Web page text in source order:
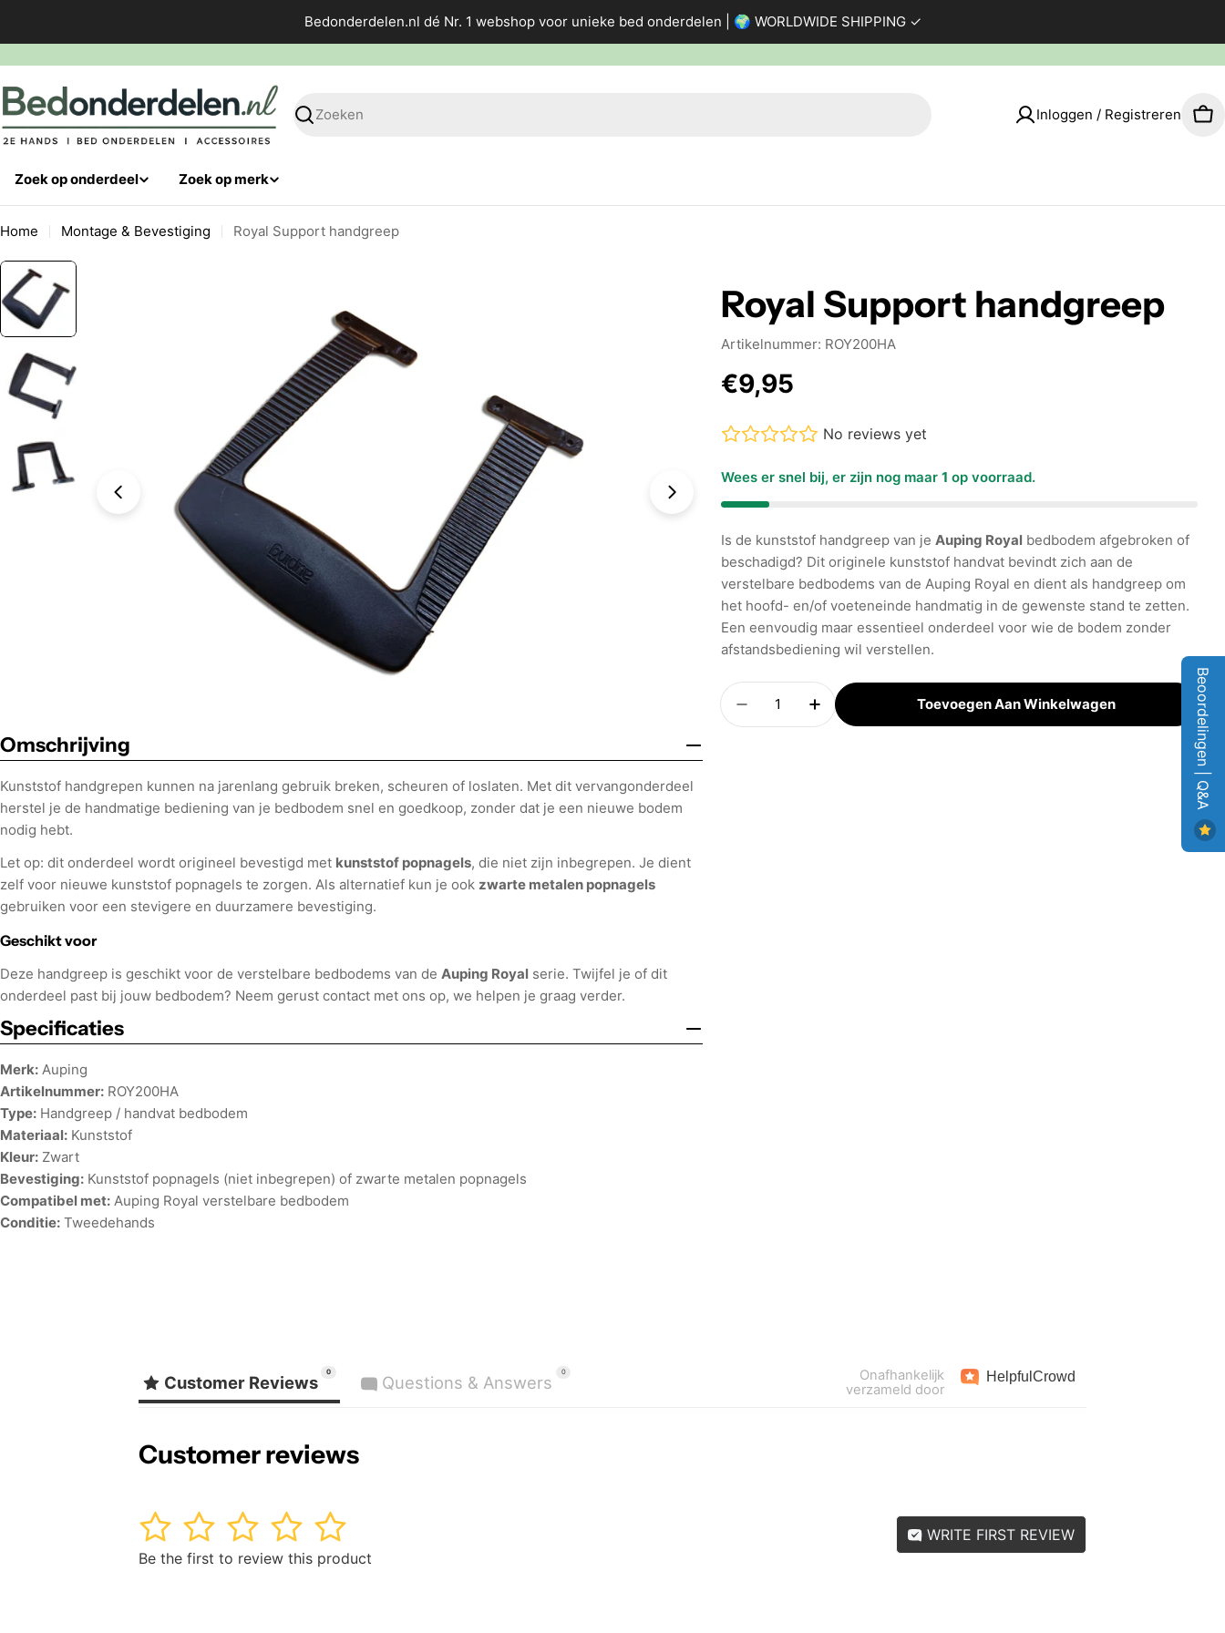
inhoud
Bedonderdelen.nl dé Nr. 1 webshop voor unieke bed onderdelen | 🌍 WORLDWIDE SHIPPING ✓
Zoeken
Inloggen / Registreren
Zoek op onderdeel Zoek op merk
Home Montage & Bevestiging Royal Support handgreep
Foto 0 zichtbaar in de afbeeldingen Foto 1 zichtbaar in de afbeeldingen
Omschrijving
Kunststof handgrepen kunnen na jarenlang gebruik breken, scheuren of loslaten. Met dit vervangonderdeel
herstel je de handmatige bediening van je bedbodem snel en goedkoop, zonder dat je een nieuwe bodem
nodig hebt.
Let op: dit onderdeel wordt origineel bevestigd met kunststof popnagels, die niet zijn inbegrepen. Je dient
zelf voor nieuwe kunststof popnagels te zorgen. Als alternatief kun je ook zwarte metalen popnagels
gebruiken voor een stevigere en duurzamere bevestiging.
Geschikt voor
Deze handgreep is geschikt voor de verstelbare bedbodems van de Auping Royal serie. Twijfel je of dit
onderdeel past bij jouw bedbodem? Neem gerust contact met ons op, we helpen je graag verder.
Specificaties
Merk: Auping
Artikelnummer: ROY200HA
Type: Handgreep / handvat bedbodem
Materiaal: Kunststof
Kleur: Zwart
Bevestiging: Kunststof popnagels (niet inbegrepen) of zwarte metalen popnagels
Compatibel met: Auping Royal verstelbare bedbodem
Conditie: Tweedehands
Royal Support handgreep
Artikelnummer: ROY200HA
Normale
prijs
€9,95
No reviews yet
Wees er snel bij, er zijn nog maar1 op voorraad.
Is de kunststof handgreep van jeAuping Royal bedbodem afgebroken of
beschadigd? Dit originele kunststof handvat bevindt zich aan de
verstelbare bedbodems van de Auping Royal en dient als handgreep om
het hoofd- en/of voeteneinde handmatig in de gewenste stand te zetten.
Een eenvoudig maar essentieel onderdeel voor wie de bodem zonder
afstandsbediening wil verstellen.
Aantal
Hoeveelheid Verminderen Voor Royal Support Handgreep
Verhoog Aantal Voor Royal Support Handgreep
Toevoegen Aan Winkelwagen
Customer Reviews
0
Questions & Answers
0
Onafhankelijk
verzameld door
HelpfulCrowd
Customer reviews
5
4
3
2
1
Be the first to review this product
WRITE FIRST REVIEW
Beoordelingen | Q&A